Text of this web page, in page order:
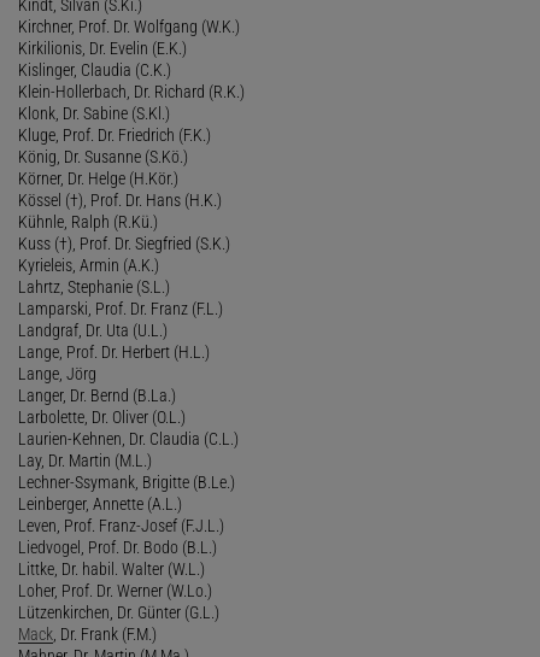
Kindt, Silvan (S.Ki.)
Kirchner, Prof. Dr. Wolfgang (W.K.)
Kirkilionis, Dr. Evelin (E.K.)
Kislinger, Claudia (C.K.)
Klein-Hollerbach, Dr. Richard (R.K.)
Klonk, Dr. Sabine (S.Kl.)
Kluge, Prof. Dr. Friedrich (F.K.)
König, Dr. Susanne (S.Kö.)
Körner, Dr. Helge (H.Kör.)
Kössel (†), Prof. Dr. Hans (H.K.)
Kühnle, Ralph (R.Kü.)
Kuss (†), Prof. Dr. Siegfried (S.K.)
Kyrieleis, Armin (A.K.)
Lahrtz, Stephanie (S.L.)
Lamparski, Prof. Dr. Franz (F.L.)
Landgraf, Dr. Uta (U.L.)
Lange, Prof. Dr. Herbert (H.L.)
Lange, Jörg
Langer, Dr. Bernd (B.La.)
Larbolette, Dr. Oliver (O.L.)
Laurien-Kehnen, Dr. Claudia (C.L.)
Lay, Dr. Martin (M.L.)
Lechner-Ssymank, Brigitte (B.Le.)
Leinberger, Annette (A.L.)
Leven, Prof. Franz-Josef (F.J.L.)
Liedvogel, Prof. Dr. Bodo (B.L.)
Littke, Dr. habil. Walter (W.L.)
Loher, Prof. Dr. Werner (W.Lo.)
Lützenkirchen, Dr. Günter (G.L.)
Mack , Dr. Frank (F.M.)